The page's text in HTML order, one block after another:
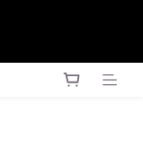
Professional